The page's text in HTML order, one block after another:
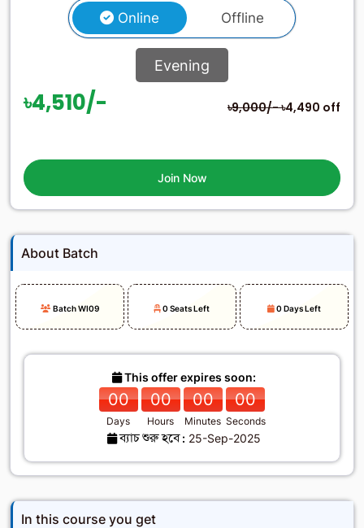
Online Offline
Evening
৳4,510/- ৳9,000/-৳4,490 off
Join Now
About Batch
Batch WI09 0 Seats Left 0 Days Left
This offer expires soon:
00
Days
00
Hours
00
Minutes
00
Seconds
ব্যাচ শুরু হবে : 25-Sep-2025
In this course you get